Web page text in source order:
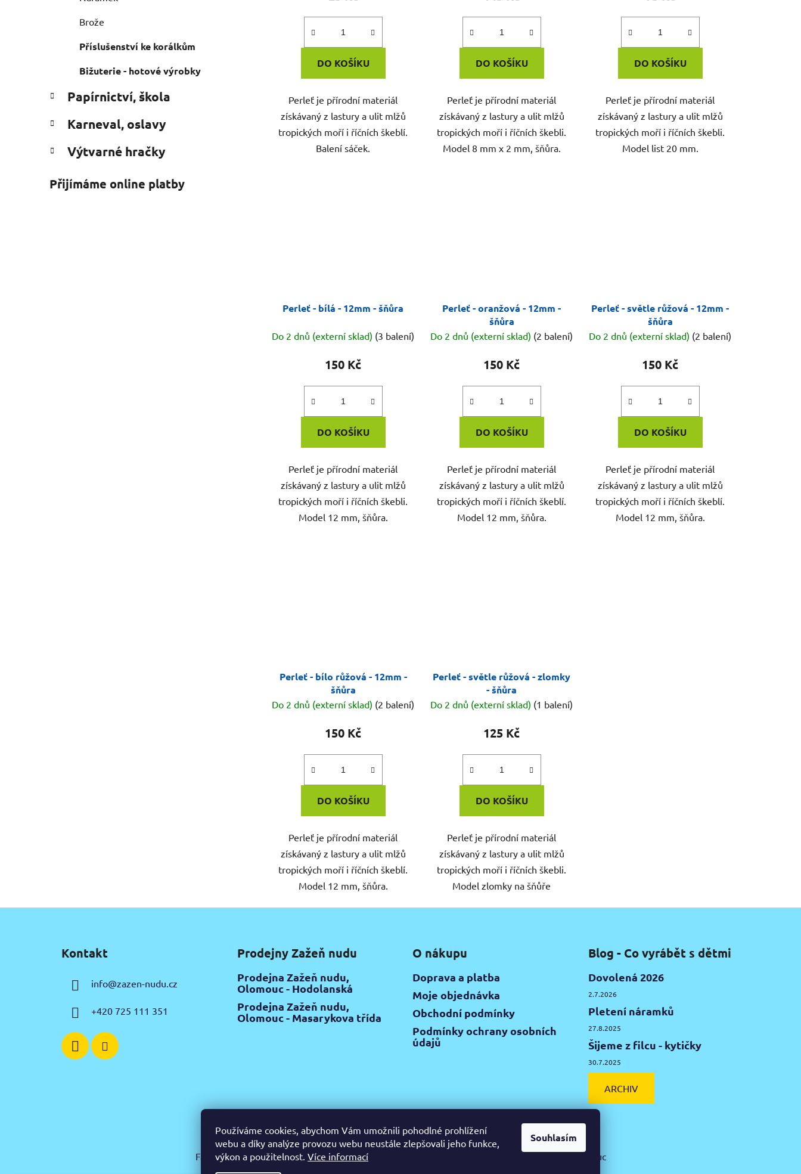
Používáme cookies, abychom Vám umožnili pohodlné prohlížení
webu a díky analýze provozu webu neustále zlepšovali jeho funkce,
výkon a použitelnost. Více informací
Souhlasím
Brože
Příslušenství ke korálkům
Bižuterie - hotové výrobky
Papírnictví, škola
Karneval, oslavy
Výtvarné hračky
Přijímáme online platby
DO KOŠÍKU
Perleť je přírodní materiál
získávaný z lastury a ulit mlžů
tropických moří i říčních škeblí.
Balení sáček.
DO KOŠÍKU
Perleť je přírodní materiál
získávaný z lastury a ulit mlžů
tropických moří i říčních škebli.
Model 8 mm x 2 mm, šňůra.
DO KOŠÍKU
Perleť je přírodní materiál
získávaný z lastury a ulit mlžů
tropických moří i říčních škebli.
Model list 20 mm.
Perleť - bílá - 12mm - šňůra
Do 2 dnů (externí sklad) (3 balení)
150 Kč
DO KOŠÍKU
Perleť je přírodní materiál
získávaný z lastury a ulit mlžů
tropických moří i říčních škebli.
Model 12 mm, šňůra.
Perleť - oranžová - 12mm -
šňůra
Do 2 dnů (externí sklad) (2 balení)
150 Kč
DO KOŠÍKU
Perleť je přírodní materiál
získávaný z lastury a ulit mlžů
tropických moří i říčních škeblí.
Model 12 mm, šňůra.
Perleť - světle růžová - 12mm -
šňůra
Do 2 dnů (externí sklad) (2 balení)
150 Kč
DO KOŠÍKU
Perleť je přírodní materiál
získávaný z lastury a ulit mlžů
tropických moří i říčních škeblí.
Model 12 mm, šňůra.
Perleť - bílo růžová - 12mm -
šňůra
Do 2 dnů (externí sklad) (2 balení)
150 Kč
DO KOŠÍKU
Perleť je přírodní materiál
získávaný z lastury a ulit mlžů
tropických moří i říčních škeblí.
Model 12 mm, šňůra.
Perleť - světle růžová - zlomky
- šňůra
Do 2 dnů (externí sklad) (1 balení)
125 Kč
DO KOŠÍKU
Perleť je přírodní materiál
získávaný z lastury a ulit mlžů
tropických moří i říčních škebli.
Model zlomky na šňůře
Kontakt
info@zazen-nudu.cz
+420 725 111 351
Prodejny Zažeň nudu
Prodejna Zažeň nudu,
Olomouc - Hodolanská
Prodejna Zažeň nudu,
Olomouc - Masarykova třída
O nákupu
Doprava a platba
Moje objednávka
Obchodní podmínky
Podmínky ochrany osobních
údajů
Blog - Co vyrábět s dětmi
Dovolená 2026
2.7.2026
Pletení náramků
27.8.2025
Šijeme z filcu - kytičky
30.7.2025
ARCHIV
Facebook Instagram Pinterest YouTube Keramická hlína Olomouc